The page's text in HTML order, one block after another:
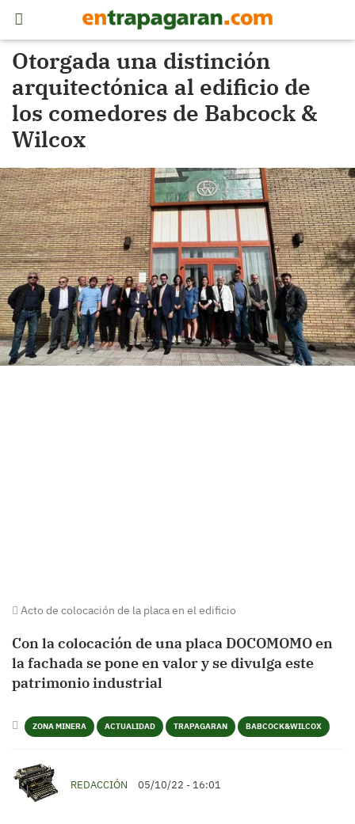
Otorgada una distinción
arquitectónica al edificio de
los comedores de Babcock &
Wilcox
Acto de colocación de la placa en el edificio
Con la colocación de una placa DOCOMOMO en
la fachada se pone en valor y se divulga este
patrimonio industrial
ZONA MINERA ACTUALIDAD TRAPAGARAN BABCOCK&WILCOX
REDACCIÓN 05/10/22 - 16:01